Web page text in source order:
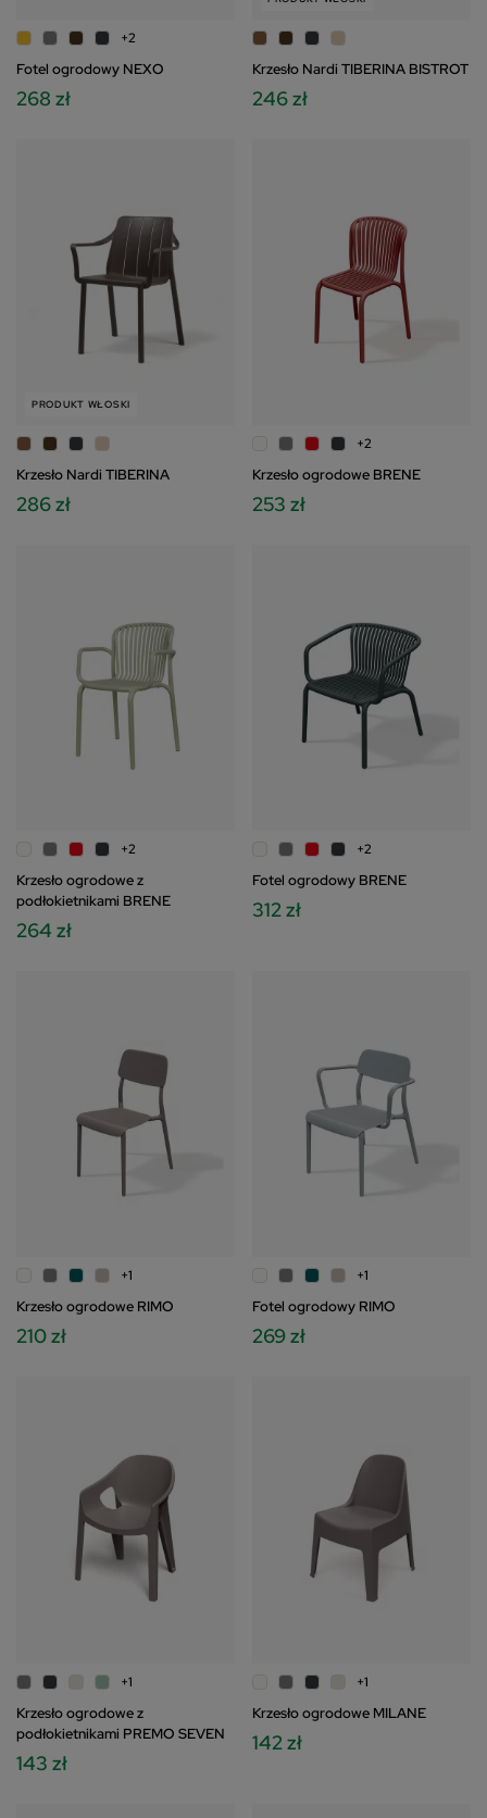
+2
Fotel ogrodowy NEXO
268 zł
Krzesło Nardi TIBERINA BISTROT
246 zł
PRODUKT WŁOSKI
Krzesło Nardi TIBERINA
286 zł
+2
Krzesło ogrodowe BRENE
253 zł
+2
Krzesło ogrodowe z
podłokietnikami BRENE
264 zł
+2
Fotel ogrodowy BRENE
312 zł
+1
Krzesło ogrodowe RIMO
210 zł
+1
Fotel ogrodowy RIMO
269 zł
+1
Krzesło ogrodowe z
podłokietnikami PREMO SEVEN
143 zł
+1
Krzesło ogrodowe MILANE
142 zł